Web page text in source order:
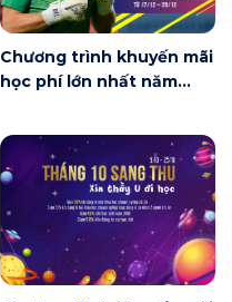
Chương trình khuyến mãi
học phí lớn nhất năm